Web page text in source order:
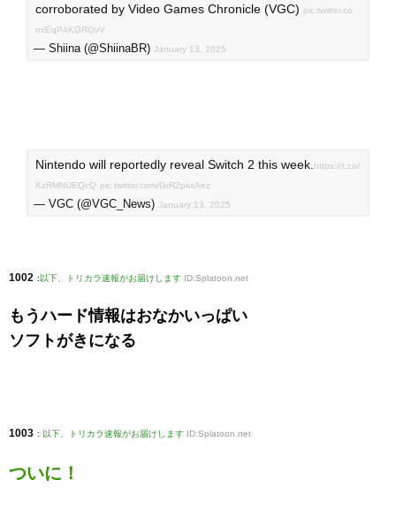
corroborated by Video Games Chronicle (VGC) pic.twitter.co
m/EqP4KGROvV
— Shiina (@ShiinaBR) January 13, 2025
Nintendo will reportedly reveal Switch 2 this week. https://t.co/
KzRMNUEQcQ pic.twitter.com/GrR2pkxAez
— VGC (@VGC_News) January 13, 2025
1002 : 以下、トリカラ速報がお届けします ID:Splatoon.net
もうハード情報はおなかいっぱい
ソフトがきになる
1003 : 以下、トリカラ速報がお届けします ID:Splatoon.net
ついに！